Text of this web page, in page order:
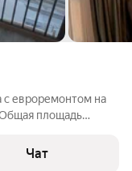
с евроремонтом на
площадь
20-этажного
Чат